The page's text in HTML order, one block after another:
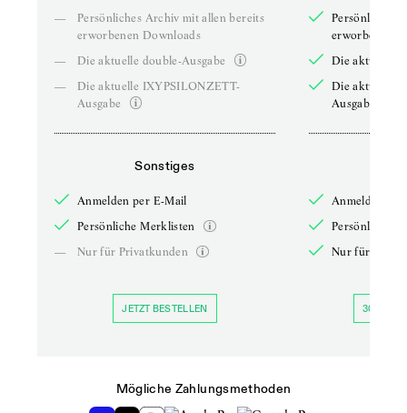
—
Persönliches Archiv mit allen bereits
erworbenen Downloads
—
Die aktuelle double-Ausgabe
—
Die aktuelle IXYPSILONZETT-
Ausgabe
Sonstiges
Anmelden per E-Mail
Persönliche Merklisten
—
Nur für Privatkunden
JETZT BESTELLEN
Persönliches
erworbenen
Die aktuelle
Die aktuelle
Ausgabe
Anmelden
Persönliche
Nur für
30 TAGE
Mögliche Zahlungsmethoden